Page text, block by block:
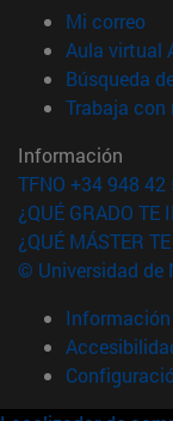
Mi correo
Aula virtual
Búsqueda
Trabaja con
Información
TFNO +34 948 42
¿QUÉ GRADO TE
¿QUÉ MÁSTER
© Universidad de